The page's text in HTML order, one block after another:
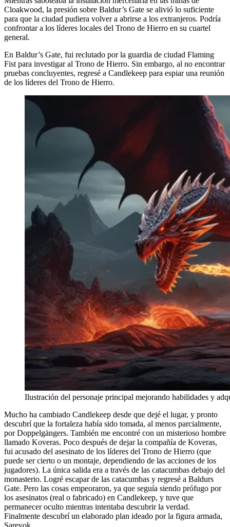
Cloakwood, la presión sobre Baldur’s Gate se alivió lo suficiente
para que la ciudad pudiera volver a abrirse a los extranjeros. Podría
confrontar a los líderes locales del Trono de Hierro en su cuartel
general.
En Baldur’s Gate, fui reclutado por la guardia de ciudad Flaming
Fist para investigar al Trono de Hierro. Sin embargo, al no encontrar
pruebas concluyentes, regresé a Candlekeep para espiar una reunión
de los líderes del Trono de Hierro.
Ilustración del personaje principal mejorando habilidades y
Mucho ha cambiado Candlekeep desde que dejé el lugar, y pronto
descubrí que la fortaleza había sido tomada, al menos parcialmente,
por Doppelgängers. También me encontré con un misterioso hombre
llamado Koveras. Poco después de dejar la compañía de Koveras,
fui acusado del asesinato de los líderes del Trono de Hierro (que
puede ser cierto o un montaje, dependiendo de las acciones de los
jugadores). La única salida era a través de las catacumbas debajo del
monasterio. Logré escapar de las catacumbas y regresé a Baldurs
Gate. Pero las cosas empeoraron, ya que seguía siendo prófugo por
los asesinatos (real o fabricado) en Candlekeep, y tuve que
permanecer oculto mientras intentaba descubrir la verdad.
Finalmente descubrí un elaborado plan ideado por la figura armada,